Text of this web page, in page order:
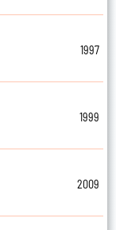
1997
1999
2009